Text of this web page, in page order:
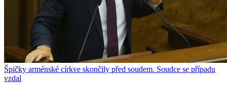
Špičky arménské církve skončily před soudem. Soudce se případu
vzdal